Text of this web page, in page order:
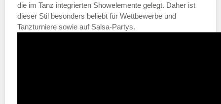
die im Tanz integrierten Showelemente gelegt. Daher ist
dieser Stil besonders beliebt für Wettbewerbe und
Tanzturniere sowie auf Salsa-Partys.